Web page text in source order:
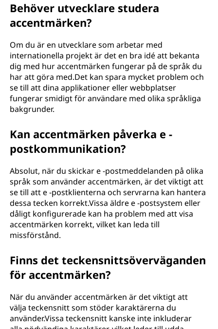
Behöver utvecklare studera
accentmärken?
Om du är en utvecklare som arbetar med
internationella projekt är det en bra idé att bekanta
dig med hur accentmärken fungerar på de språk du
har att göra med.Det kan spara mycket problem och
se till att dina applikationer eller webbplatser
fungerar smidigt för användare med olika språkliga
bakgrunder.
Kan accentmärken påverka e -
postkommunikation?
Absolut, när du skickar e -postmeddelanden på olika
språk som använder accentmärken, är det viktigt att
se till att e -postklienterna och servrarna kan hantera
dessa tecken korrekt.Vissa äldre e -postsystem eller
dåligt konfigurerade kan ha problem med att visa
accentmärken korrekt, vilket kan leda till
missförstånd.
Finns det teckensnittsöverväganden
för accentmärken?
När du använder accentmärken är det viktigt att
välja teckensnitt som stöder karaktärerna du
använder.Vissa teckensnitt kanske inte inkluderar